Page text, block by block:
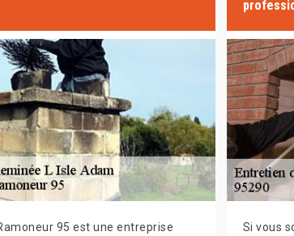
95 est une entreprise
Si vous